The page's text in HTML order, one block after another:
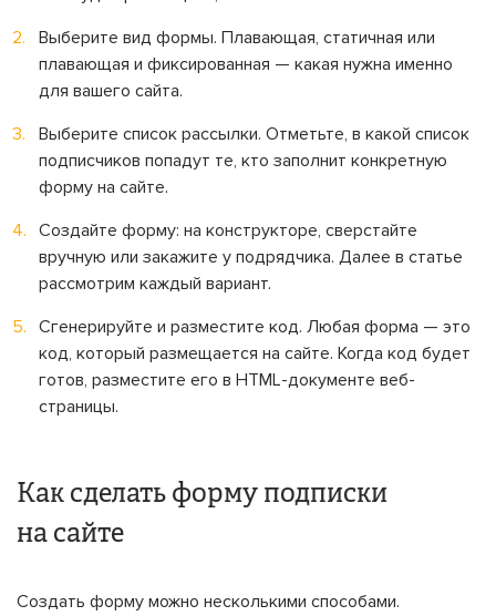
Выберите вид формы. Плавающая, статичная или
плавающая и фиксированная — какая нужна именно
для вашего сайта.
Выберите список рассылки. Отметьте, в какой список
подписчиков попадут те, кто заполнит конкретную
форму на сайте.
Создайте форму: на конструкторе, сверстайте
вручную или закажите у подрядчика. Далее в статье
рассмотрим каждый вариант.
Сгенерируйте и разместите код. Любая форма — это
код, который размещается на сайте. Когда код будет
готов, разместите его в HTML-документе веб-
страницы.
Как сделать форму подписки
на сайте
Создать форму можно несколькими способами.